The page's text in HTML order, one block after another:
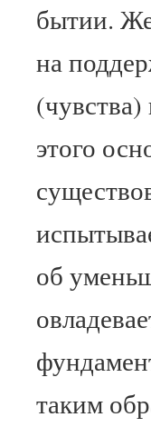
бытии.
на
этого
об
таким